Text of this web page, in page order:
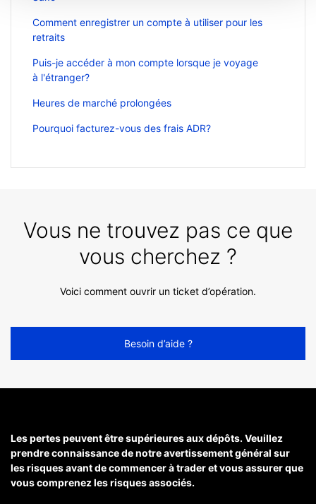
Comment enregistrer un compte à utiliser pour les
retraits
Puis-je accéder à mon compte lorsque je voyage
à l'étranger?
Heures de marché prolongées
Pourquoi facturez-vous des frais ADR?
Vous ne trouvez pas ce que
vous cherchez ?
Voici comment ouvrir un ticket d’opération.
Besoin d’aide ?
Les pertes peuvent être supérieures aux dépôts. Veuillez
prendre connaissance de notre avertissement général sur
les risques avant de commencer à trader et vous assurer que
vous comprenez les risques associés.